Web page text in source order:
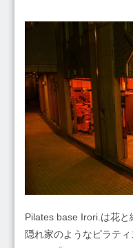
Pilates base Irori.は花と
隠れ家のようなピラテ